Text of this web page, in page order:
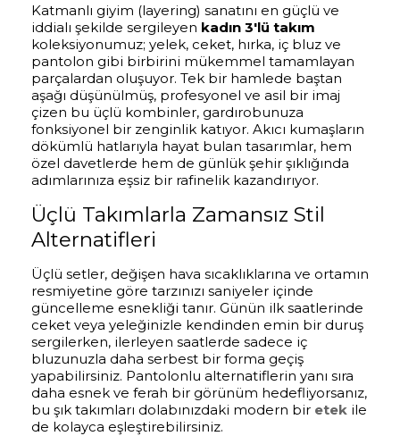
Katmanlı giyim (layering) sanatını en güçlü ve
iddialı şekilde sergileyen kadın 3'lü takım
koleksiyonumuz; yelek, ceket, hırka, iç bluz ve
pantolon gibi birbirini mükemmel tamamlayan
parçalardan oluşuyor. Tek bir hamlede baştan
aşağı düşünülmüş, profesyonel ve asil bir imaj
çizen bu üçlü kombinler, gardırobunuza
fonksiyonel bir zenginlik katıyor. Akıcı kumaşların
dökümlü hatlarıyla hayat bulan tasarımlar, hem
özel davetlerde hem de günlük şehir şıklığında
adımlarınıza eşsiz bir rafinelik kazandırıyor.
Üçlü Takımlarla Zamansız Stil
Alternatifleri
Üçlü setler, değişen hava sıcaklıklarına ve ortamın
resmiyetine göre tarzınızı saniyeler içinde
güncelleme esnekliği tanır. Günün ilk saatlerinde
ceket veya yeleğinizle kendinden emin bir duruş
sergilerken, ilerleyen saatlerde sadece iç
bluzunuzla daha serbest bir forma geçiş
yapabilirsiniz. Pantolonlu alternatiflerin yanı sıra
daha esnek ve ferah bir görünüm hedefliyorsanız,
bu şık takımları dolabınızdaki modern bir etek ile
de kolayca eşleştirebilirsiniz.